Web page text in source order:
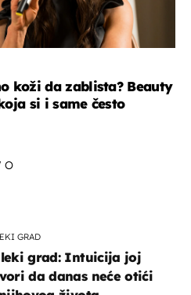
koži da zablista? Beauty
si i same često
GRAD
grad: Intuicija joj
da danas neće otići